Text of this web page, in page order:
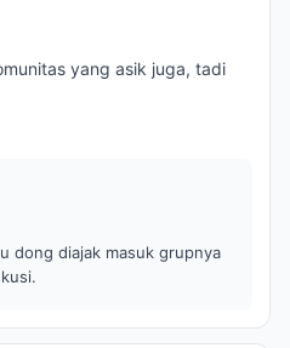
yang asik juga, tadi
dong diajak masuk grupnya